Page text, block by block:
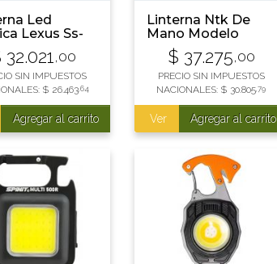
Led
Lexus Ss-
Autonomia
250m
32.021 ,00
SIN IMPUESTOS
$ 26.463,64
Agregar al carrito
Linterna Ntk De
Mano Modelo
Cymba Recargable
Usb$ 37.275,00
PRECIO SIN IMPUESTOS
NACIONALES: $ 30.805,79
Ver Agregar al carrito